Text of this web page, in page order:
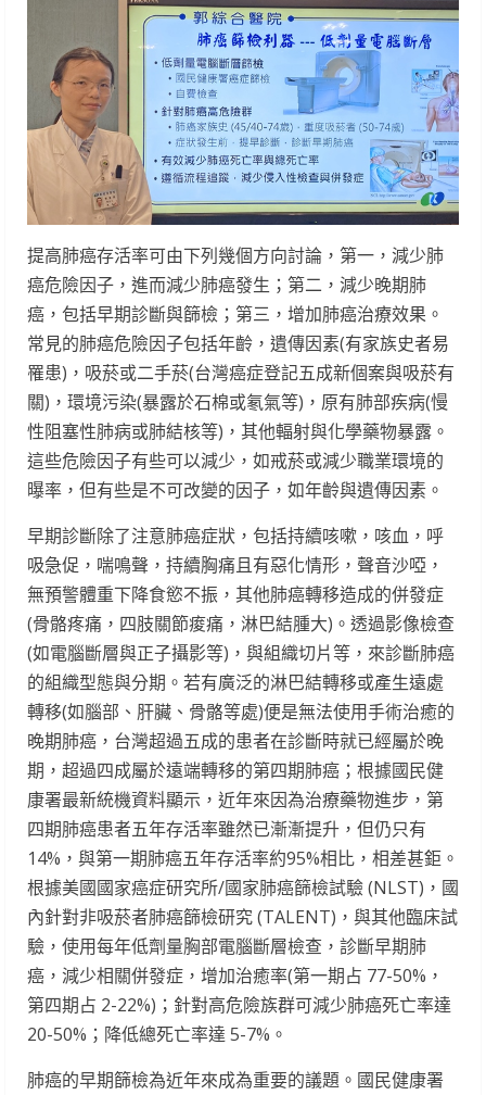
提高肺癌存活率可由下列幾個方向討論，第一，減少肺
癌危險因子，進而減少肺癌發生；第二，減少晚期肺
癌，包括早期診斷與篩檢；第三，增加肺癌治療效果。
常見的肺癌危險因子包括年齡，遺傳因素(有家族史者易
罹患)，吸菸或二手菸(台灣癌症登記五成新個案與吸菸有
關)，環境污染(暴露於石棉或氡氣等)，原有肺部疾病(慢
性阻塞性肺病或肺結核等)，其他輻射與化學藥物暴露。
這些危險因子有些可以減少，如戒菸或減少職業環境的
曝率，但有些是不可改變的因子，如年齡與遺傳因素。
早期診斷除了注意肺癌症狀，包括持續咳嗽，咳血，呼
吸急促，喘鳴聲，持續胸痛且有惡化情形，聲音沙啞，
無預警體重下降食慾不振，其他肺癌轉移造成的併發症
(骨骼疼痛，四肢關節痠痛，淋巴結腫大)。透過影像檢查
(如電腦斷層與正子攝影等)，與組織切片等，來診斷肺癌
的組織型態與分期。若有廣泛的淋巴結轉移或產生遠處
轉移(如腦部、肝臟、骨骼等處)便是無法使用手術治癒的
晚期肺癌，台灣超過五成的患者在診斷時就已經屬於晚
期，超過四成屬於遠端轉移的第四期肺癌；根據國民健
康署最新統機資料顯示，近年來因為治療藥物進步，第
四期肺癌患者五年存活率雖然已漸漸提升，但仍只有
14%，與第一期肺癌五年存活率約95%相比，相差甚鉅。
根據美國國家癌症研究所/國家肺癌篩檢試驗 (NLST)，國
內針對非吸菸者肺癌篩檢研究 (TALENT)，與其他臨床試
驗，使用每年低劑量胸部電腦斷層檢查，診斷早期肺
癌，減少相關併發症，增加治癒率(第一期占 77-50%，
第四期占 2-22%)；針對高危險族群可減少肺癌死亡率達
20-50%；降低總死亡率達 5-7%。
肺癌的早期篩檢為近年來成為重要的議題。國民健康署